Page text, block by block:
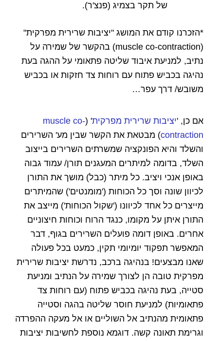
של תקר בצמיג (פנצ'ר).
*הזכרנו קודם את המושג "יציבות שרירית מפרקית"
(
muscle co-contraction) בהקשר של שמירה על
נתיב, למניעת איבוד שליטה פתאומי על ההגה בעת
נהיגה בכביש פתוח עם רוחות צד חזקות או בכביש
משובש/ דרך עפר…
אם כן, 'יציבות שרירית מפרקית' (
muscle co-
contraction) מבטאת את הקשר שבין מע' השרירים
והשלד והיא הפונקציה שמשרתים השרירים בייצוב
השלד, בדומה למיתרים המעגנים תורן/ עמוד גבוה
באופן אנכי ויציב. כל מיתר (כבל) מושך את התורן
לכיוון שונה וסך כל הכוחות ('מומנטים') שהמיתרים
מייצרים כל אחד לכיוונו ('שקול הכוחות') מייצב את
התורן איתן על מקומו, כנגד הרוח וכוחות חיצוניים
אחרים. באופן דומה פועלים השרירים בגוף, דבר
המאפשר תפקוד יומיומי תקין, כמעט בכל פעולה
שאנו מבצעים! בנהיגה ברכב, נדרשת יציבות שרירית
מפרקית טובה הן לצורך שמירה על הנתיב ומניעת
סטייה, בעת נהיגה בכביש פתוח (עם רוחות צד
פתאומיות) למניעת חוסר שליטה בהגה וסטייה
פתאומית מהנתיב אל השוליים או אל מעקה ההפרדה
וגרימת תאונה קשה. דוגמא נוספת לחשיבות יציבות